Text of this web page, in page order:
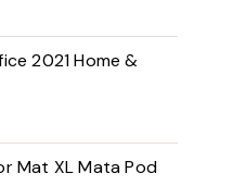
2021 Home &
Mat XL Mata Pod